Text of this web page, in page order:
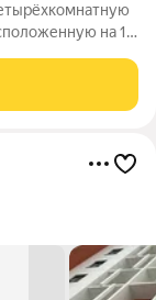
на 10
стороны